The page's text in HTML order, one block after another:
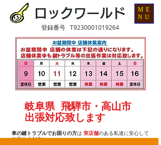
ロックワールド
車の鍵トラブルでお困りの方は 実店舗のある私達に安心して
お任せください
岐阜県 飛騨市・高山市
出張対応致します
登録番号 T9230001019264
ME
NU